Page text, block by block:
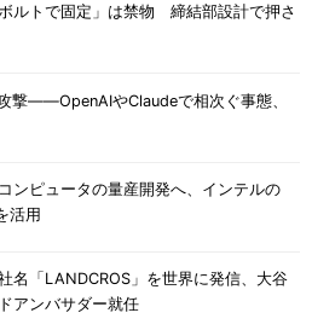
ボルトで固定」は禁物 締結部設計で押さ
撃――OpenAIやClaudeで相次ぐ事態、
ンピュータの量産開発へ、インテルの
活用
名「LANDCROS」を世界に発信、大谷
アンバサダー就任